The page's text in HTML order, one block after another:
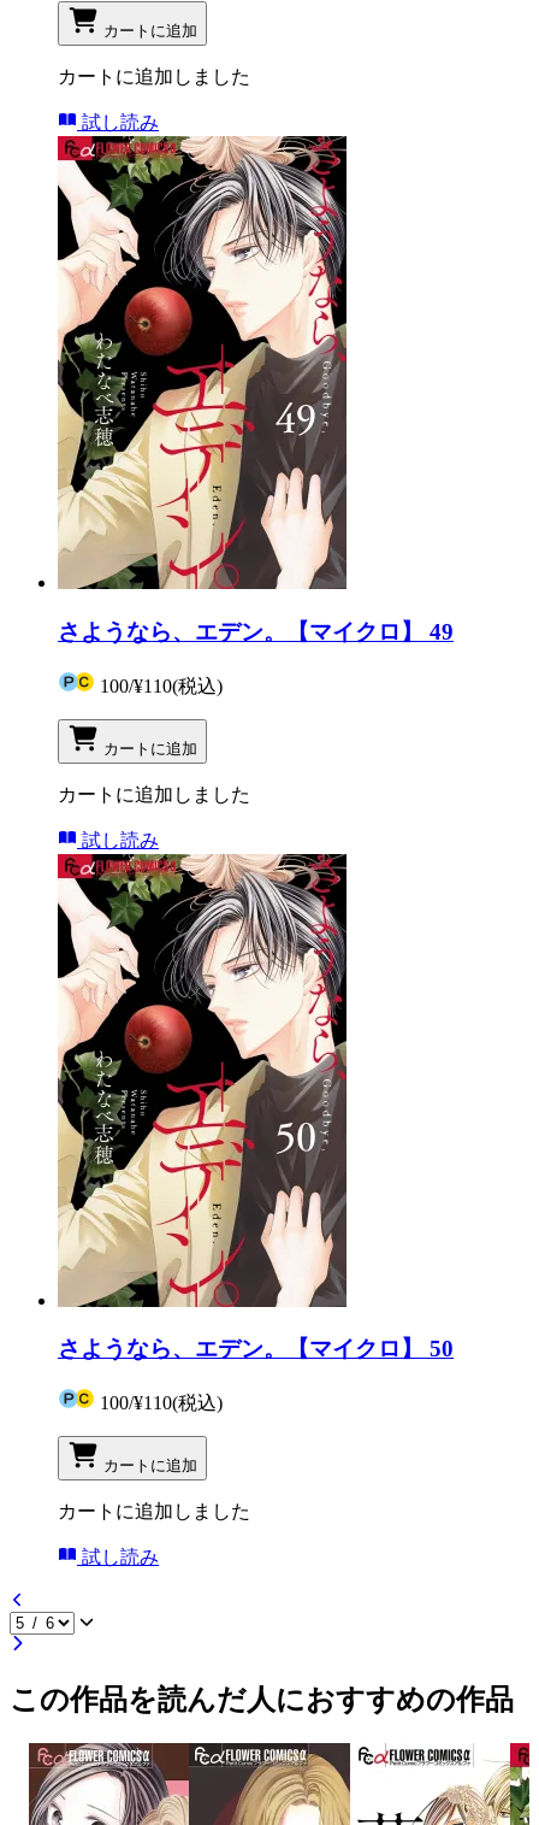
カートに追加
カートに追加しました
試し読み
さようなら、エデン。【マイクロ】 49
100/¥110(税込)
カートに追加
カートに追加しました
試し読み
さようなら、エデン。【マイクロ】 50
100/¥110(税込)
カートに追加
カートに追加しました
試し読み
この作品を読んだ人におすすめの作品